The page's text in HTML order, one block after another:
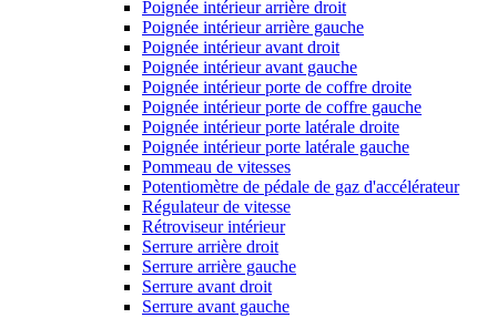
Poignée intérieur arrière droit
Poignée intérieur arrière gauche
Poignée intérieur avant droit
Poignée intérieur avant gauche
Poignée intérieur porte de coffre droite
Poignée intérieur porte de coffre gauche
Poignée intérieur porte latérale droite
Poignée intérieur porte latérale gauche
Pommeau de vitesses
Potentiomètre de pédale de gaz d'accélérateur
Régulateur de vitesse
Rétroviseur intérieur
Serrure arrière droit
Serrure arrière gauche
Serrure avant droit
Serrure avant gauche